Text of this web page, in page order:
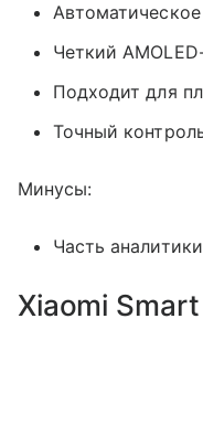
Четкий
Подходит для
Точный
Минусы:
Часть
Xiaomi